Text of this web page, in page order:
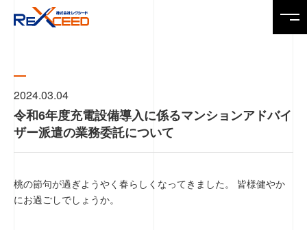
Top
News ニュース
Service 製品・サービス
2024.03.04
令和6年度充電設備導入に係るマンションアドバイ
ザー派遣の業務委託について
桃の節句が過ぎようやく春らしくなってきました。 皆様健やか
にお過ごしでしょうか。